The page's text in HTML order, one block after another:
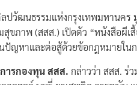
วัฒนธรรมแห่งกรุงเทพมหานคร
ขภาพ (สสส.) เปิดตัว “หนังสือผีเ
ปัญหาและต่อสู้ด้วยข้อกฎหมายใน
ารกองทุน สสส.
กล่าวว่า สสส. ร่
กอฮอล์ บุหรี่ ยาเสพติด การพนัน